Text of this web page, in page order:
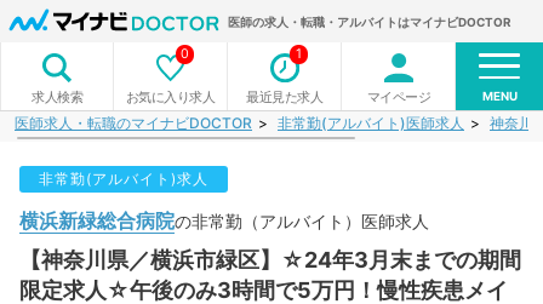
医師の求人・転職・アルバイトはマイナビDOCTOR
求人検索 お気に入り求人
0
最近見た求人
1
マイページ MENU
医師求人・転職のマイナビDOCTOR 非常勤(アルバイト)医師求人 神奈川
非常勤(アルバイト)求人
横浜新緑総合病院の非常勤（アルバイト）医師求人
【神奈川県／横浜市緑区】☆24年3月末までの期間
限定求人☆午後のみ3時間で5万円！慢性疾患メイ